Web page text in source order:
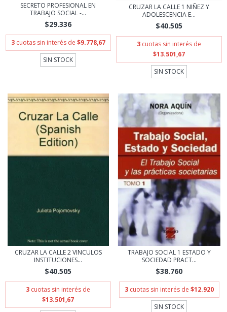
SECRETO PROFESIONAL EN
TRABAJO SOCIAL -...
$29.336
3 cuotas sin interés de $9.778,67
SIN STOCK
CRUZAR LA CALLE 1 NIÑEZ Y
ADOLESCENCIA E...
$40.505
3 cuotas sin interés de
$13.501,67
SIN STOCK
CRUZAR LA CALLE 2 VINCULOS
INSTITUCIONES...
$40.505
3 cuotas sin interés de
$13.501,67
TRABAJO SOCIAL 1 ESTADO Y
SOCIEDAD PRACT...
$38.760
3 cuotas sin interés de $12.920
SIN STOCK